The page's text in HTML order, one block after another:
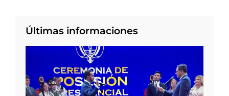
Últimas informaciones